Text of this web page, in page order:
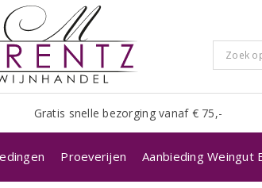
Gratis snelle bezorging vanaf € 75,-
Proeverijen Aanbieding Weingut